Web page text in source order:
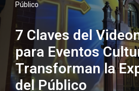
Público
7 Claves del
para Eventos
Transforman la
del Público